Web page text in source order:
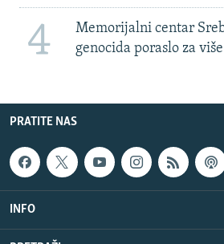
4
Memorijalni centar
genocida poraslo za
PRATITE NAS
INFO